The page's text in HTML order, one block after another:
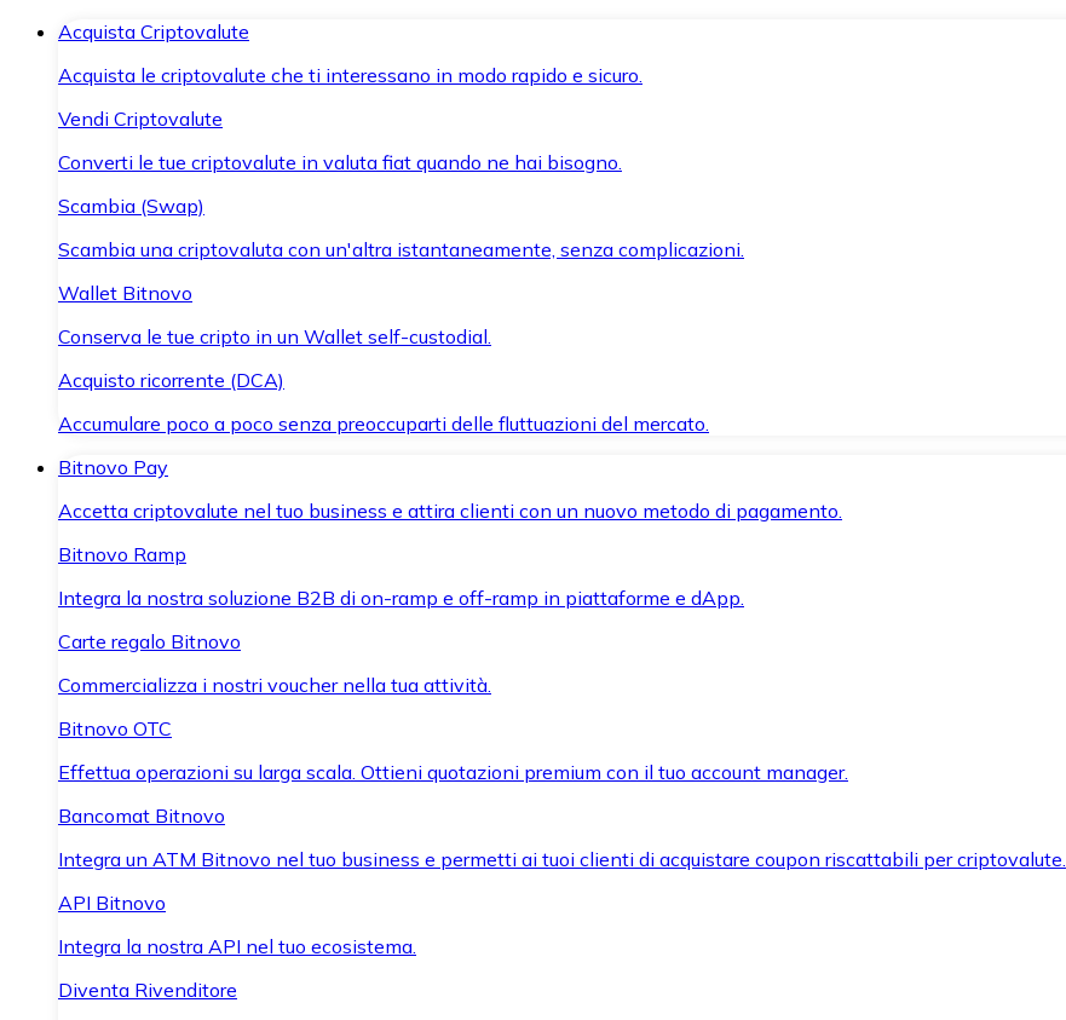
Acquista Criptovalute
Acquista le criptovalute che ti interessano in modo rapido e sicuro.
Vendi Criptovalute
Converti le tue criptovalute in valuta fiat quando ne hai bisogno.
Scambia (Swap)
Scambia una criptovaluta con un'altra istantaneamente, senza complicazioni.
Wallet Bitnovo
Conserva le tue cripto in un Wallet self-custodial.
Acquisto ricorrente (DCA)
Accumulare poco a poco senza preoccuparti delle fluttuazioni del mercato.
Bitnovo Pay
Accetta criptovalute nel tuo business e attira clienti con un nuovo metodo di pagamento.
Bitnovo Ramp
Integra la nostra soluzione B2B di on-ramp e off-ramp in piattaforme e dApp.
Carte regalo Bitnovo
Commercializza i nostri voucher nella tua attività.
Bitnovo OTC
Effettua operazioni su larga scala. Ottieni quotazioni premium con il tuo account manager.
Bancomat Bitnovo
Integra un ATM Bitnovo nel tuo business e permetti ai tuoi clienti di acquistare coupon riscattabili per criptovalute.
API Bitnovo
Integra la nostra API nel tuo ecosistema.
Diventa Rivenditore